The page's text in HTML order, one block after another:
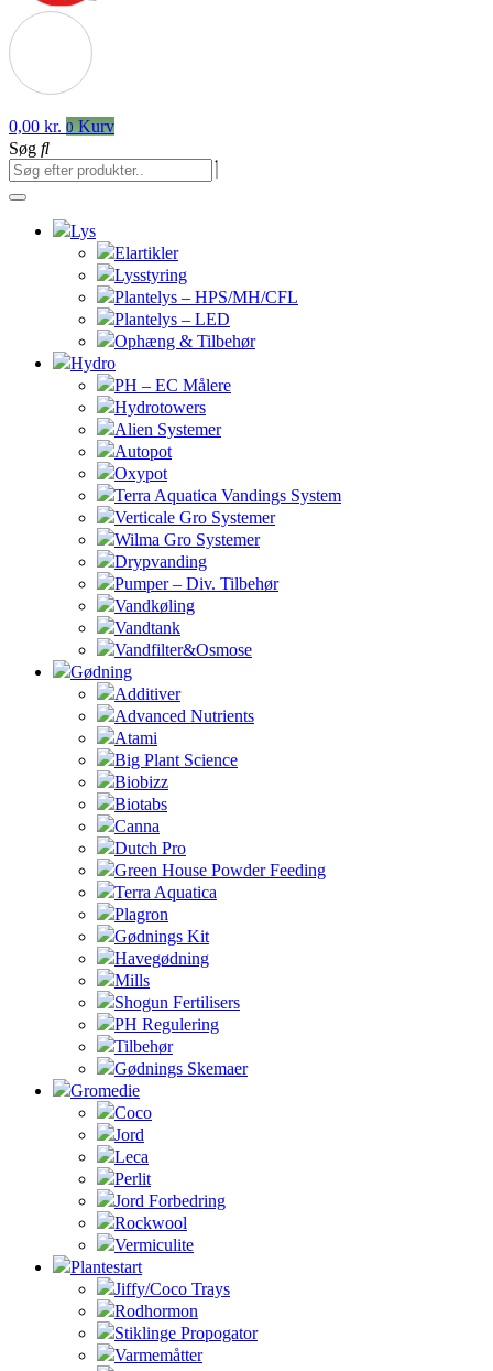
0,00 kr. 0 Kurv
Søg
Lys
Elartikler
Lysstyring
Plantelys – HPS/MH/CFL
Plantelys – LED
Ophæng & Tilbehør
Hydro
PH – EC Målere
Hydrotowers
Alien Systemer
Autopot
Oxypot
Terra Aquatica Vandings System
Verticale Gro Systemer
Wilma Gro Systemer
Drypvanding
Pumper – Div. Tilbehør
Vandkøling
Vandtank
Vandfilter&Osmose
Gødning
Additiver
Advanced Nutrients
Atami
Big Plant Science
Biobizz
Biotabs
Canna
Dutch Pro
Green House Powder Feeding
Terra Aquatica
Plagron
Gødnings Kit
Havegødning
Mills
Shogun Fertilisers
PH Regulering
Tilbehør
Gødnings Skemaer
Gromedie
Coco
Jord
Leca
Perlit
Jord Forbedring
Rockwool
Vermiculite
Plantestart
Jiffy/Coco Trays
Rodhormon
Stiklinge Propogator
Varmemåtter